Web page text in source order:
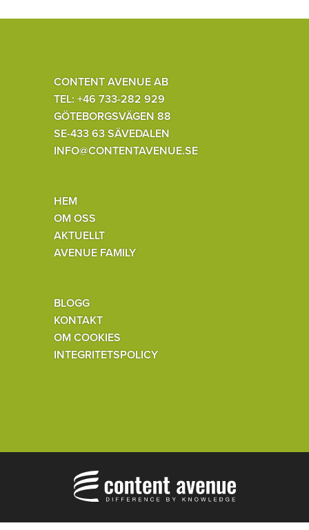
CONTENT AVENUE AB
TEL: +46 733-282 929
GÖTEBORGSVÄGEN 88
SE-433 63 SÄVEDALEN
INFO@CONTENTAVENUE.SE
HEM
OM OSS
AKTUELLT
AVENUE FAMILY
BLOGG
KONTAKT
OM COOKIES
INTEGRITETSPOLICY